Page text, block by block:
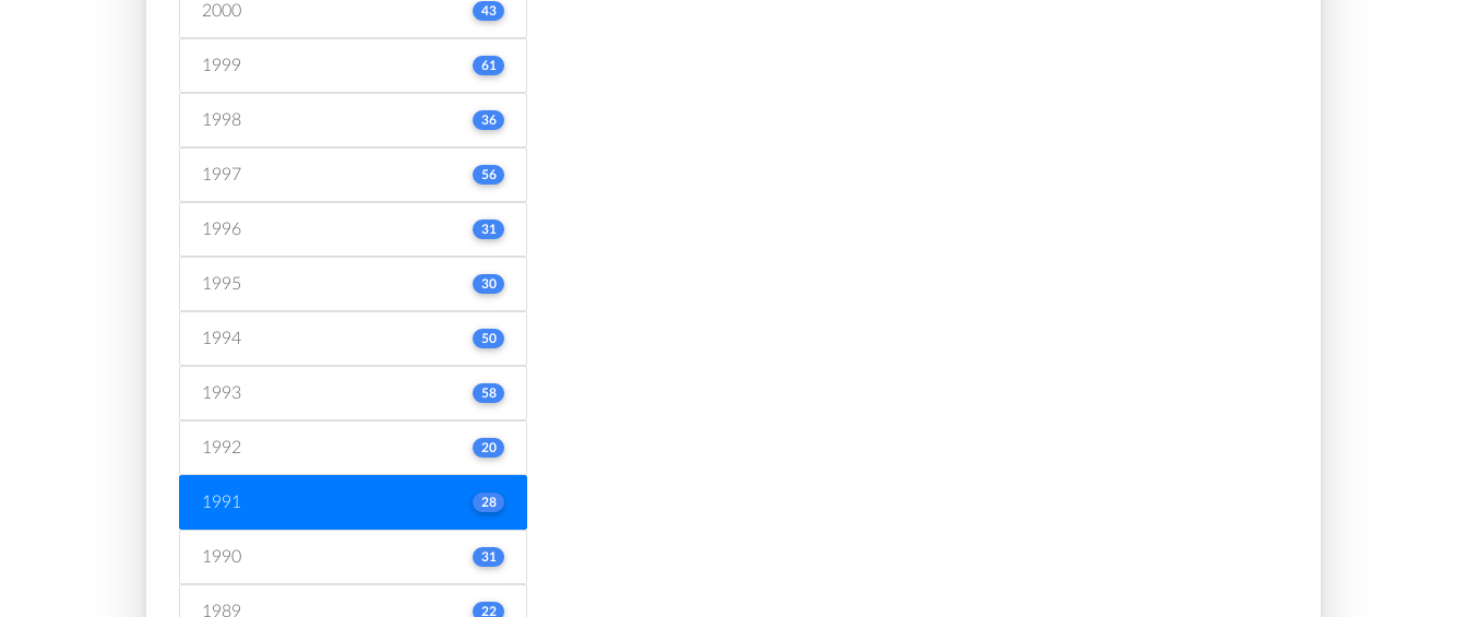
2000 43
1999 61
1998 36
1997 56
1996 31
1995 30
1994 50
1993 58
1992 20
1991 28
1990 31
1989 22